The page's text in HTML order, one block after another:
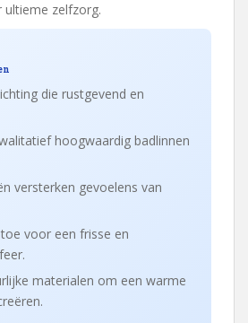
zelfzorg.
die rustgevend en
hoogwaardig badlinnen
versterken gevoelens van
voor een frisse en
materialen om een warme